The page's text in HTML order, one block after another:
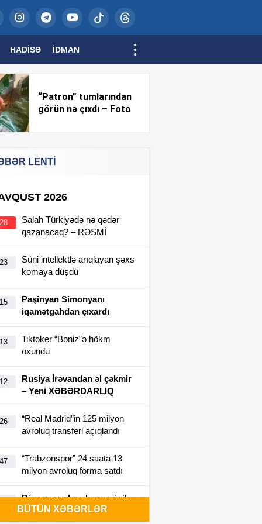
HADISƏ İDMAN
“Patron” tumlarından
görün nə çıxdı – Foto
LENTİ
2026
Salah Türkiyədə nə qədər
qazanacaq? – RƏSMİ
Süni intellektlə arıqlayan şəxs
komaya düşdü
Paşinyan Simonyanı
iqamətgahdan çıxardı
Tiktoker “Bəniz”ə hökm
oxundu
Rusiya İrəvandan əl çəkmir
– Yeni XƏBƏRDARLIQ
“Real Madrid”in 125 milyon
avroluq transferi açıqlandı
“Trabzonspor” 24 saata 13
milyon avroluq forma satdı
Bir ay yuyulmadan geyinilə
bilən futbolka yaradıldı-
BÜTÜN XƏBƏRLƏR